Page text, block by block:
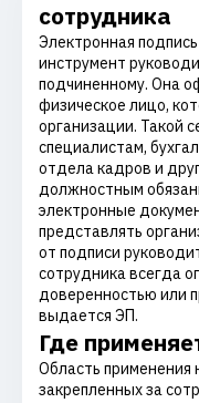
сотрудника
Электронная
инструмент
подчиненному. Она
физическое лицо,
организации. Такой
специалистам,
отдела кадров и
должностным
электронные
представлять
от подписи
сотрудника всегда
доверенностью или
выдается ЭП.
Где
Область применения
закрепленных за